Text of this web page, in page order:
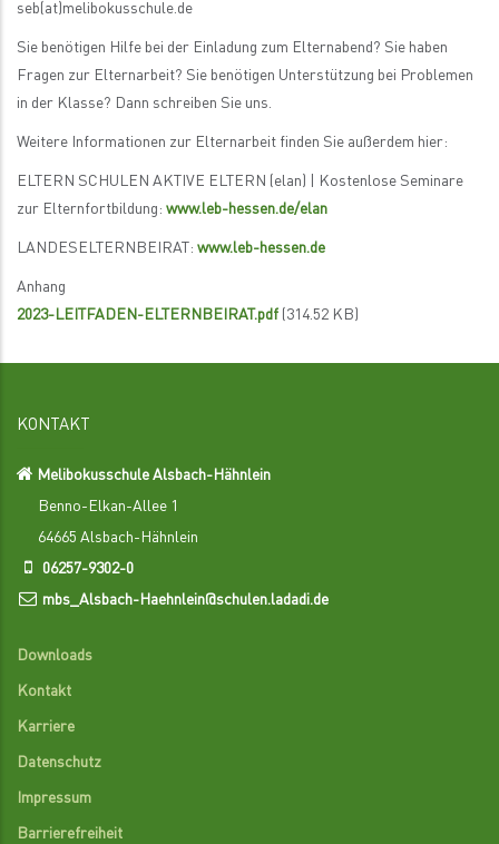
seb(at)melibokusschule.de
Sie benötigen Hilfe bei der Einladung zum Elternabend? Sie haben
Fragen zur Elternarbeit? Sie benötigen Unterstützung bei Problemen
in der Klasse? Dann schreiben Sie uns.
Weitere Informationen zur Elternarbeit finden Sie außerdem hier:
ELTERN SCHULEN AKTIVE ELTERN (elan) | Kostenlose Seminare
zur Elternfortbildung: www.leb-hessen.de/elan
LANDESELTERNBEIRAT: www.leb-hessen.de
Anhang
2023-LEITFADEN-ELTERNBEIRAT.pdf (314.52 KB)
KONTAKT
Melibokusschule Alsbach-Hähnlein
Benno-Elkan-Allee 1
64665 Alsbach-Hähnlein
06257-9302-0
mbs_Alsbach-Haehnlein@schulen.ladadi.de
Downloads
Kontakt
Karriere
Datenschutz
Impressum
Barrierefreiheit